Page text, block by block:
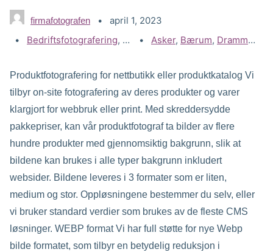
firmafotografen
april 1, 2023
Kategorier:
Bedriftsfotografering, Gallerier,Produktfoto
Stikkord:
Asker, Bærum, Drammen
Produktfotografering for nettbutikk eller produktkatalog Vi
tilbyr on-site fotografering av deres produkter og varer
klargjort for webbruk eller print. Med skreddersydde
pakkepriser, kan vår produktfotograf ta bilder av flere
hundre produkter med gjennomsiktig bakgrunn, slik at
bildene kan brukes i alle typer bakgrunn inkludert
websider. Bildene leveres i 3 formater som er liten,
medium og stor. Oppløsningene bestemmer du selv, eller
vi bruker standard verdier som brukes av de fleste CMS
løsninger. WEBP format Vi har full støtte for nye Webp
bilde formatet, som tilbyr en betydelig reduksjon i